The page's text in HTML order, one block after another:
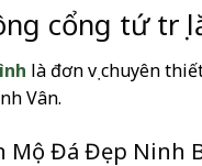
cổng tứ trụ
là đơn vị chuyên
Vân.
Mộ Đá Đẹp Ninh